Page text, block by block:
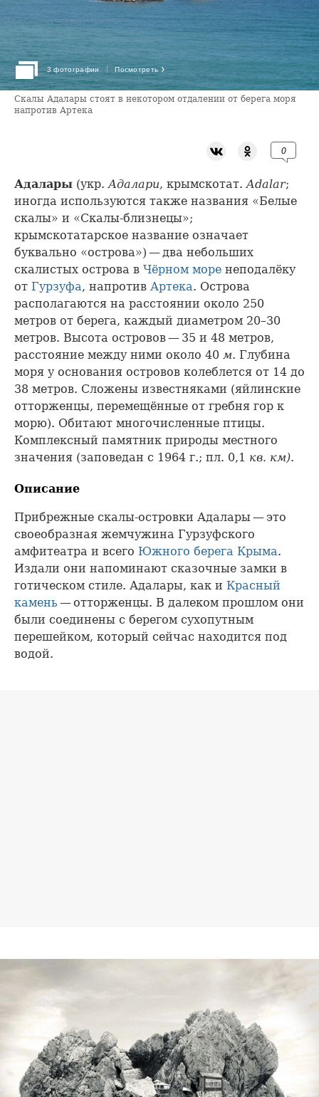
3 фотографии Посмотреть ›
Скалы Адалары стоят в некотором отдалении от берега моря
напротив Артека
0
Адалары (укр. Адалари, крымскотат. Adalar;
иногда используются также названия «Белые
скалы» и «Скалы-близнецы»;
крымскотатарское название означает
буквально «острова») — два небольших
скалистых острова в Чёрном море неподалёку
от Гурзуфа , напротив Артека. Острова
располагаются на расстоянии около 250
метров от берега, каждый диаметром 20–30
метров. Высота островов — 35 и 48 метров,
расстояние между ними около 40 м. Глубина
моря у основания островов колеблется от 14 до
38 метров. Сложены известняками (яйлинские
отторженцы, перемещённые от гребня гор к
морю). Обитают многочисленные птицы.
Комплексный памятник природы местного
значения (заповедан с 1964 г.; пл. 0,1 кв. км).
Описание
Прибрежные скалы-островки Адалары — это
своеобразная жемчужина Гурзуфского
амфитеатра и всего Южного берега Крыма.
Издали они напоминают сказочные замки в
готическом стиле. Адалары, как и Красный
камень — отторженцы. В далеком прошлом они
были соединены с берегом сухопутным
перешейком, который сейчас находится под
водой.